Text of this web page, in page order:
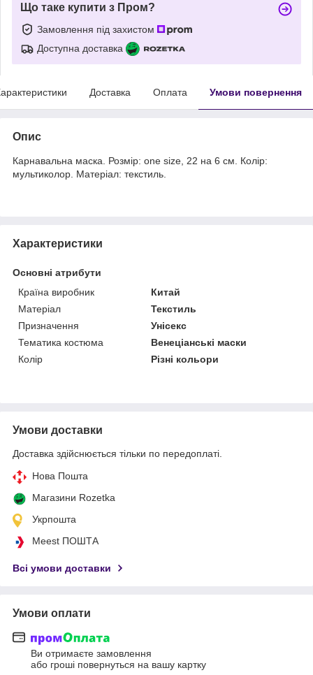
Що таке купити з Пром?
Замовлення під захистом
Доступна доставка
Доставка Оплата Умови повернення
Опис
Карнавальна маска. Розмір: one size, 22 на 6 см. Колір:
мультиколор. Матеріал: текстиль.
Характеристики
Основні атрибути
Країна виробник
Китай
Матеріал
Текстиль
Призначення
Унісекс
Тематика костюма
Венеціанські маски
Колір
Різні кольори
Умови доставки
Доставка здійснюється тільки по передоплаті.
Нова Пошта
Магазини Rozetka
Укрпошта
Meest ПОШТА
Всі умови доставки
Умови оплати
Ви отримаєте замовлення
або гроші повернуться на вашу картку